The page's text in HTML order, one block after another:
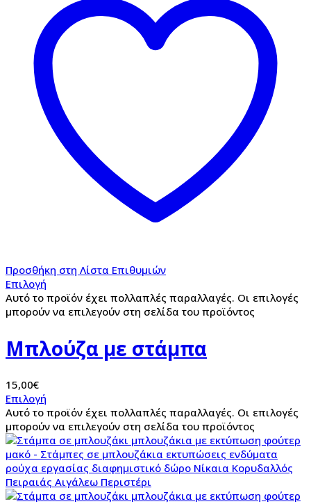
Προσθήκη στη Λίστα Επιθυμιών
Επιλογή
Αυτό το προϊόν έχει πολλαπλές παραλλαγές. Οι επιλογές
μπορούν να επιλεγούν στη σελίδα του προϊόντος
Μπλούζα με στάμπα
15,00€
Επιλογή
Αυτό το προϊόν έχει πολλαπλές παραλλαγές. Οι επιλογές
μπορούν να επιλεγούν στη σελίδα του προϊόντος